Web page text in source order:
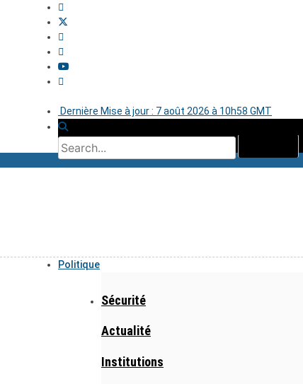
Dernière Mise à jour : 7 août 2026 à 10h58 GMT
Politique
Sécurité
Actualité
Institutions